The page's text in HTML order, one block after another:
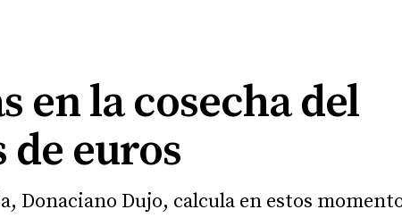
en la cosecha del
de euros
Donaciano Dujo, calcula en estos